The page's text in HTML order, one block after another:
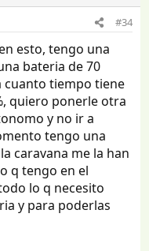
#34
esto, tengo una
bateria de 70
cuanto tiempo tiene
quiero ponerle otra
y no ir a
tengo una
caravana me la han
q tengo en el
lo q necesito
y para poderlas